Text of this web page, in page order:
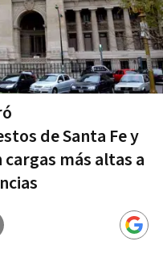
de Santa Fe y
más altas a